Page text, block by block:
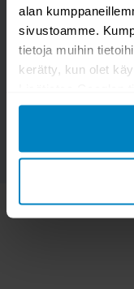
alan
sivustoamme.
tietoja muihin
kerätty, kun olet
Kysymys/vastaus